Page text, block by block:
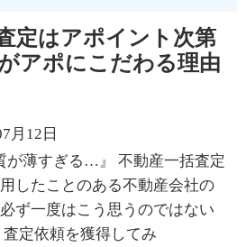
定はアポイント次第
アポにこだわる理由
月12日
が薄すぎる…』 不動産一括査定
したことのある不動産会社の
ず一度はこう思うのではない
定依頼を獲得してみ